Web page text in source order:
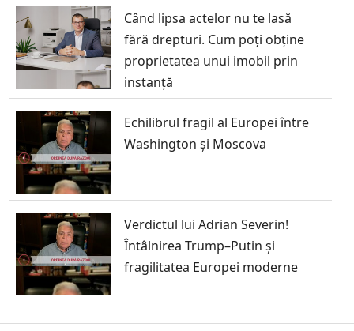
Când lipsa actelor nu te lasă
fără drepturi. Cum poți obține
proprietatea unui imobil prin
instanță
Echilibrul fragil al Europei între
Washington și Moscova
Verdictul lui Adrian Severin!
Întâlnirea Trump–Putin și
fragilitatea Europei moderne